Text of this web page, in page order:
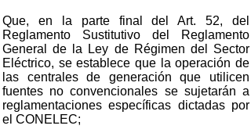
Que, en la parte final del Art. 52, del
Reglamento Sustitutivo del Reglamento
General de la Ley de Régimen del Sector
Eléctrico, se establece que la operación de
las centrales de generación que utilicen
fuentes no convencionales se sujetarán a
reglamentaciones específicas dictadas por
el CONELEC;